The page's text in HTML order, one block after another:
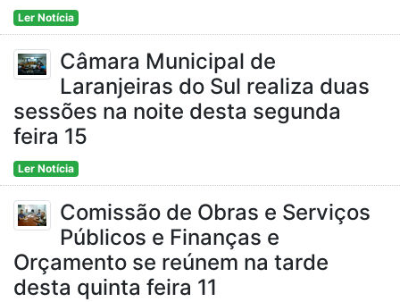
Ler Notícia
Câmara Municipal de
Laranjeiras do Sul realiza duas
sessões na noite desta segunda
feira 15
Ler Notícia
Comissão de Obras e Serviços
Públicos e Finanças e
Orçamento se reúnem na tarde
desta quinta feira 11